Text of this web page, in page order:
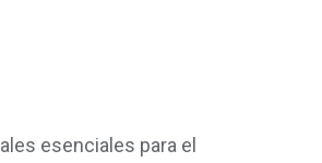
esenciales para el